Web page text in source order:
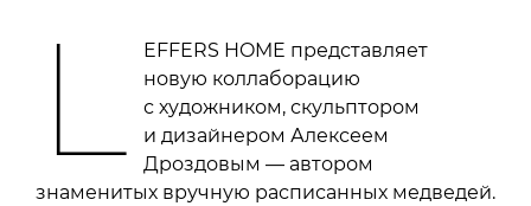
L
EFFERS HOME представляет
новую коллаборацию
с художником, скульптором
и дизайнером Алексеем
Дроздовым — автором
знаменитых вручную расписанных медведей.